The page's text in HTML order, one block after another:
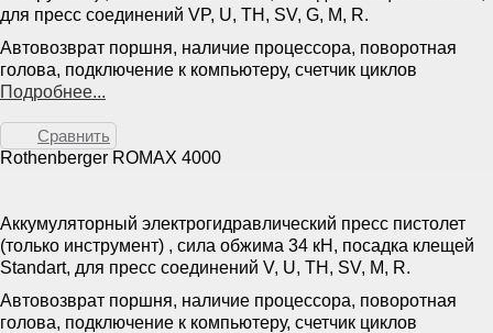
для пресс соединений VP, U, TH, SV, G, M, R.
Автовозврат поршня, наличие процессора, поворотная
голова, подключение к компьютеру, счетчик циклов
Подробнее...
Сравнить
Rothenberger ROMAX 4000
Аккумуляторный электрогидравлический пресс пистолет
(только инструмент) , сила обжима 34 кН, посадка клещей
Standart, для пресс соединений V, U, TH, SV, M, R.
Автовозврат поршня, наличие процессора, поворотная
голова, подключение к компьютеру, счетчик циклов